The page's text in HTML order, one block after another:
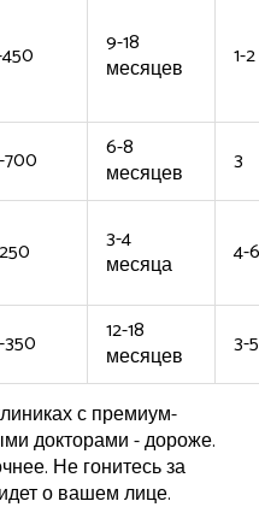
9-18
месяцев
1-2
6-8
месяцев
3
3-4
месяца
4-6
12-18
месяцев
3-5
с премиум-
докторами - дороже.
Не гонитесь за
о вашем лице.